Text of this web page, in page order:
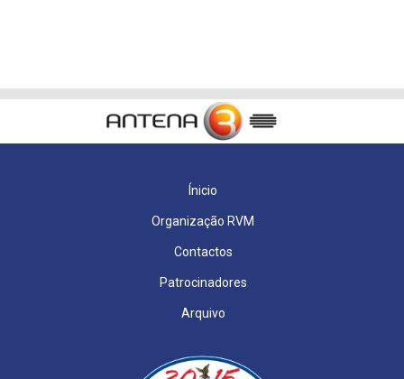
Ínicio
Organização RVM
Contactos
Patrocinadores
Arquivo